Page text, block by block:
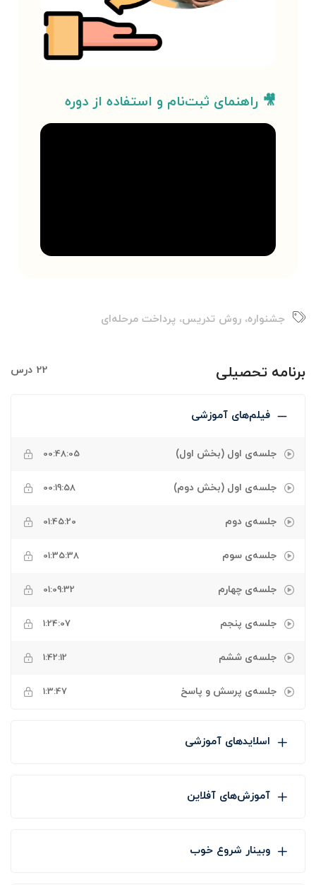
🎥 راهنمای ثبت‌نام و استفاده از دوره
جشنواره، روش تدریس، پرداخت مرحله‌ای
برنامه تحصیلی 22 درس
فیلم‌های آموزشی
جلسه‌ی اول (بخش اول) 00:48:05
جلسه‌ی اول (بخش دوم) 00:19:58
جلسه‌ی دوم 01:45:20
جلسه‌ی سوم 01:35:38
جلسه‌ی چهارم 01:09:32
جلسه‌ی پنجم 1:24:07
جلسه‌ی ششم 1:42:12
جلسه‌ی پرسش و پاسخ 1:3:47
اسلایدهای آموزشی
آموزش‌های آفلاین
وبینار شروع خوب